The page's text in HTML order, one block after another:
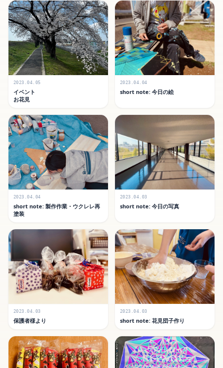
2023.04.05
イベント
お花見
2023.04.04
short note: 今日の絵
2023.04.04
short note: 製作作業・ウクレレ再
塗装
2023.04.03
short note: 今日の写真
2023.04.03
保護者様より
2023.04.03
short note: 花見団子作り